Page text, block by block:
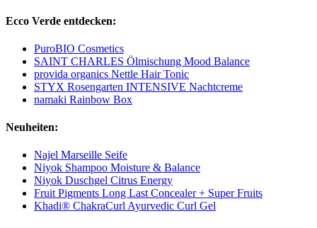
Ecco Verde entdecken:
PuroBIO Cosmetics
SAINT CHARLES Ölmischung Mood Balance
provida organics Nettle Hair Tonic
STYX Rosengarten INTENSIVE Nachtcreme
namaki Rainbow Box
Neuheiten:
Najel Marseille Seife
Niyok Shampoo Moisture & Balance
Niyok Duschgel Citrus Energy
Fruit Pigments Long Last Concealer + Super Fruits
Khadi® ChakraCurl Ayurvedic Curl Gel